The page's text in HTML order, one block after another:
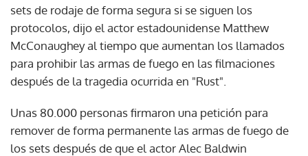
sets de rodaje de forma segura si se siguen los
protocolos, dijo el actor estadounidense Matthew
McConaughey al tiempo que aumentan los llamados
para prohibir las armas de fuego en las filmaciones
después de la tragedia ocurrida en "Rust".
Unas 80.000 personas firmaron una petición para
remover de forma permanente las armas de fuego de
los sets después de que el actor Alec Baldwin